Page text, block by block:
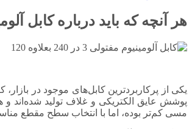
هر آنچه که باید درباره کابل آلومینیوم
یکی از پرکاربردترین کابل‌های موجود در
پوشش عایق الکتریکی و غلاف تولید شده‌اند
مسی کم‌تر بوده، اما با انتخاب سطح مقطع